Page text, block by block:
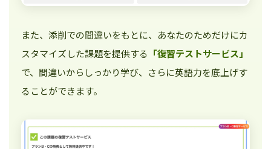
また、添削での間違いをもとに、あなたのためだけにカ
スタマイズした課題を提供する 「復習テストサービス」
で、間違いからしっかり学び、さらに英語力を底上げす
ることができます。